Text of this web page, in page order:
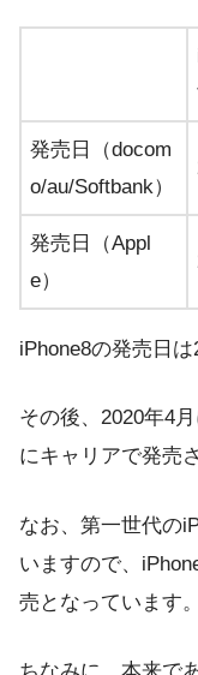
発売日（docom
o/au/Softbank）
発売日（Appl
e）
iPhone8の発売日は
その後、2020年4
にキャリアで発売
なお、第一世代の
いますので、
売となっています。